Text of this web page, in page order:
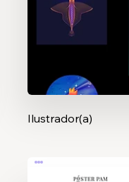
Ilustrador(a)